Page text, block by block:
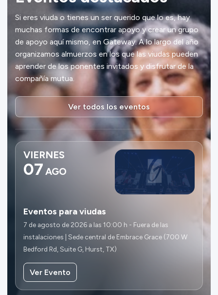
Si eres viuda o tienes un ser querido que lo es, hay
muchas formas de encontrar apoyo y crear un grupo
de apoyo aquí mismo, en Gateway. A lo largo del año
organizamos almuerzos en los que las viudas pueden
aprender de los ponentes invitados y disfrutar de la
compañía mutua.
Ver todos los eventos
VIERNES
07 AGO
Eventos para viudas
7 de agosto de 2026 a las 10:00 h - Fuera de las
instalaciones | Sede central de Embrace Grace (700 W
Bedford Rd, Suite G, Hurst, TX)
Ver Evento